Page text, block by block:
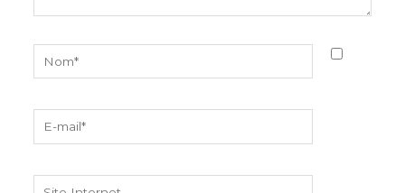
mail*
Site